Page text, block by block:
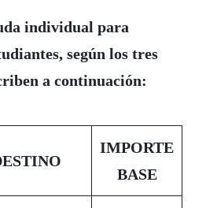
individual para
según los tres
a continuación:
IMPORTE
BASE